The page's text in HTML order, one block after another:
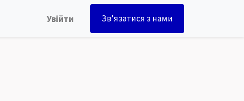
Увійти Зв'язатися з нами